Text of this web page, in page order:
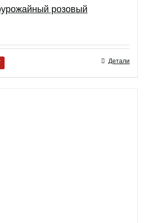
розовый
Детали